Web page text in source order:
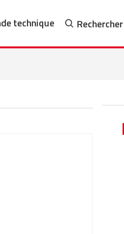
technique Rechercher